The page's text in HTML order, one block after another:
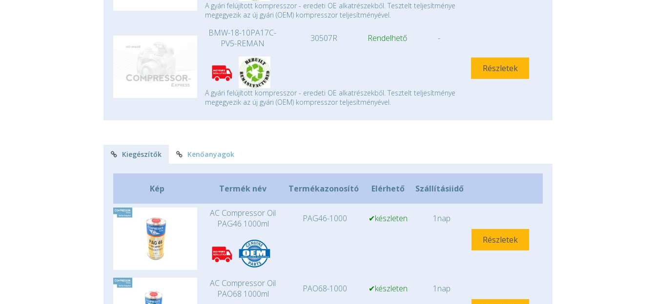
A gyári felújított kompresszor - eredeti OE alkatrészekből. Tesztelt teljesítménye
megegyezik az új gyári (OEM) kompresszor teljesítményével.
BMW-18-10PA17C-
PV5-REMAN
30507R Rendelhető -
Részletek
A gyári felújított kompresszor - eredeti OE alkatrészekből. Tesztelt teljesítménye
megegyezik az új gyári (OEM) kompresszor teljesítményével.
Kiegészítők Kenőanyagok
Kép Termék név Termékazonosító Elérhető Szállításiidő
AC Compressor Oil
PAG46 1000ml
PAG46-1000 ✔készleten
1nap
Részletek
AC Compressor Oil
PAO68 1000ml
PAO68-1000 ✔készleten
1nap